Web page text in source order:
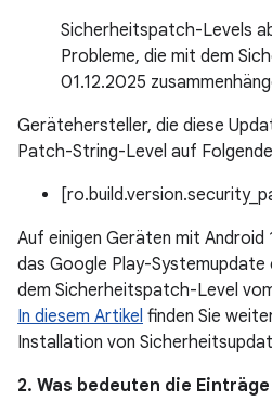
Sicherheitspatch-Levels
Probleme, die mit dem
01.12.2025
Gerätehersteller, die diese
Patch-String-Level auf
Auf einigen Geräten mit
das Google Play-
dem Sicherheitspatch-Level
In diesem Artikel finden Sie
Installation von
2. Was bedeuten die